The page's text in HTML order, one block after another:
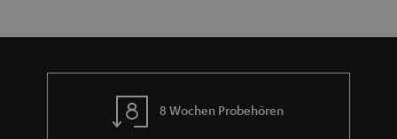
n
8 Wochen Probehören